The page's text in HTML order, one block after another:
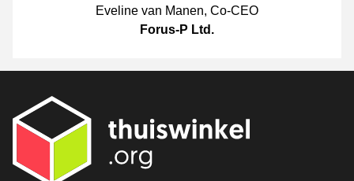
Eveline van Manen, Co-CEO
Forus-P Ltd.